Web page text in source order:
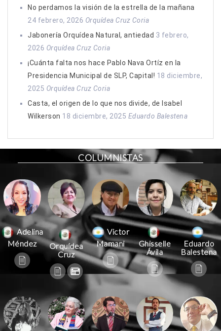
No perdamos la visión de la estrella de la mañana
24 febrero, 2026 Orquídea Cruz Coria
Jabonería Orquídea Natural, antiedad 3 febrero,
2026 Orquídea Cruz Coria
¡Cuánta falta nos hace Pablo Nava Ortíz en la
Presidencia Municipal de SLP, Capital! 18 diciembre,
2025 Orquídea Cruz Coria
Casta, el origen de lo que nos divide, de Isabel
Wilkerson 18 diciembre, 2025 Eduardo Balestena
COLUMNISTAS
Adelina
Méndez
Orquídea
Cruz
Victor
Mamani
Ghisselle
Ávila
Eduardo
Balestena